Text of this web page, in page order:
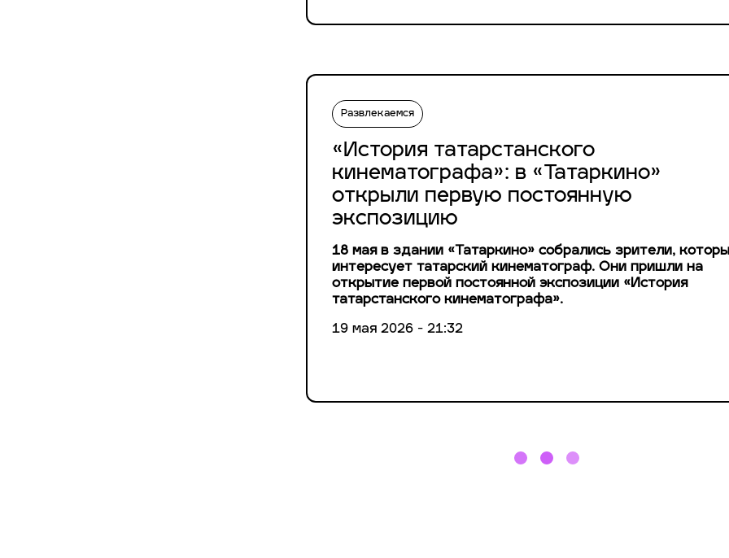
Развлекаемся
«История татарстанского
кинематографа»: в «Татаркино»
открыли первую постоянную
экспозицию
18 мая в здании «Татаркино» собрались зрители,
интересует татарский кинематограф. Они пришли на
открытие первой постоянной экспозиции «История
татарстанского кинематографа».
19 мая 2026 - 21:32